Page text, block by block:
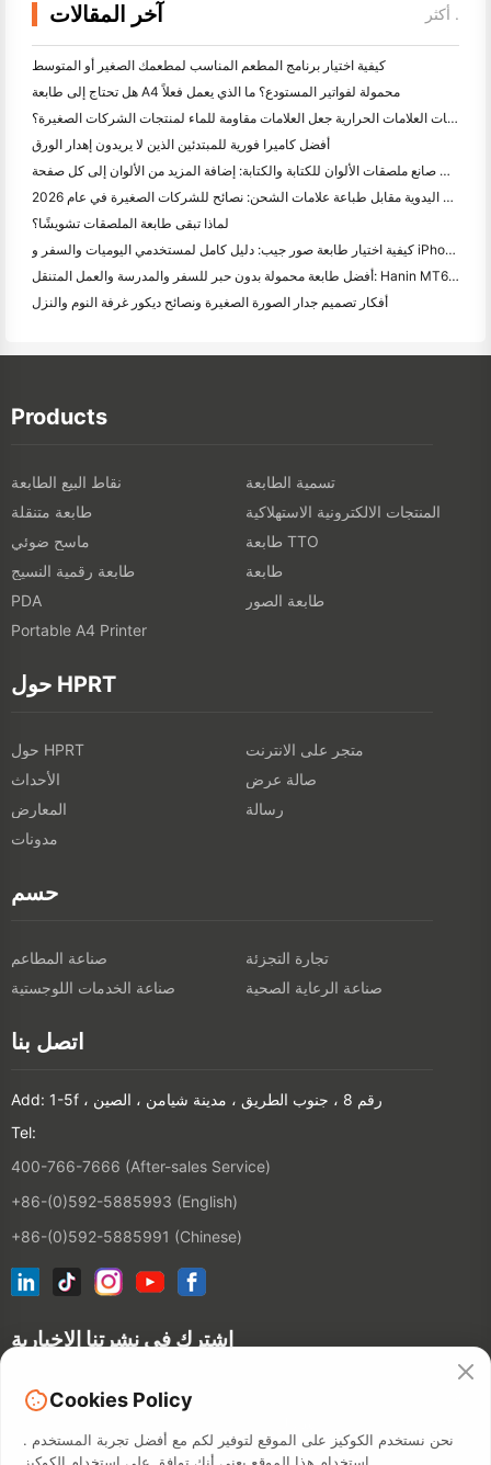
آخر المقالات أكثر .
كيفية اختيار برنامج المطعم المناسب لمطعمك الصغير أو المتوسط
هل تحتاج إلى طابعة A4 محمولة لفواتير المستودع؟ ما الذي يعمل فعلاً
هل يمكن لطابعات العلامات الحرارية جعل العلامات مقاومة للماء لمنتجات الشركات الصغيرة؟
أفضل كاميرا فورية للمبتدئين الذين لا يريدون إهدار الورق
أفضل صانع ملصقات الألوان للكتابة والكتابة: إضافة المزيد من الألوان إلى كل صفحة
الكتابة اليدوية مقابل طباعة علامات الشحن: نصائح للشركات الصغيرة في عام 2026
لماذا تبقى طابعة الملصقات تشويشًا؟
كيفية اختيار طابعة صور جيب: دليل كامل لمستخدمي اليوميات والسفر و iPhone
أفضل طابعة محمولة بدون حبر للسفر والمدرسة والعمل المتنقل: Hanin MT620 Pro Review
أفكار تصميم جدار الصورة الصغيرة ونصائح ديكور غرفة النوم والنزل
Products
نقاط البيع الطابعة
تسمية الطابعة
طابعة متنقلة
المنتجات الالكترونية الاستهلاكية
ماسح ضوئي
طابعة TTO
طابعة رقمية النسيج
طابعة
PDA
طابعة الصور
Portable A4 Printer
حول HPRT
حول HPRT
متجر على الانترنت
الأحداث
صالة عرض
المعارض
رسالة
مدونات
حسم
صناعة المطاعم
تجارة التجزئة
صناعة الخدمات اللوجستية
صناعة الرعاية الصحية
اتصل بنا
Add: 1-5f ، رقم 8 ، جنوب الطريق ، مدينة شيامن ، الصين
Tel:
400-766-7666 (After-sales Service)
+86-(0)592-5885993 (English)
+86-(0)592-5885991 (Chinese)
اشترك في نشرتنا الإخبارية
Cookies Policy
نحن نستخدم الكوكيز على الموقع لتوفير لكم مع أفضل تجربة المستخدم .